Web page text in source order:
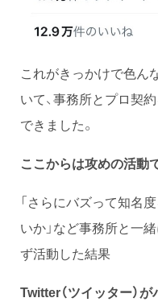
これがきっかけで色ん
いて、事務所とプロ契
できました。
ここからは攻めの活動
「さらにバズって知名
いか」など事務所と一
ず活動した結果
Twitter（ツイッター）が